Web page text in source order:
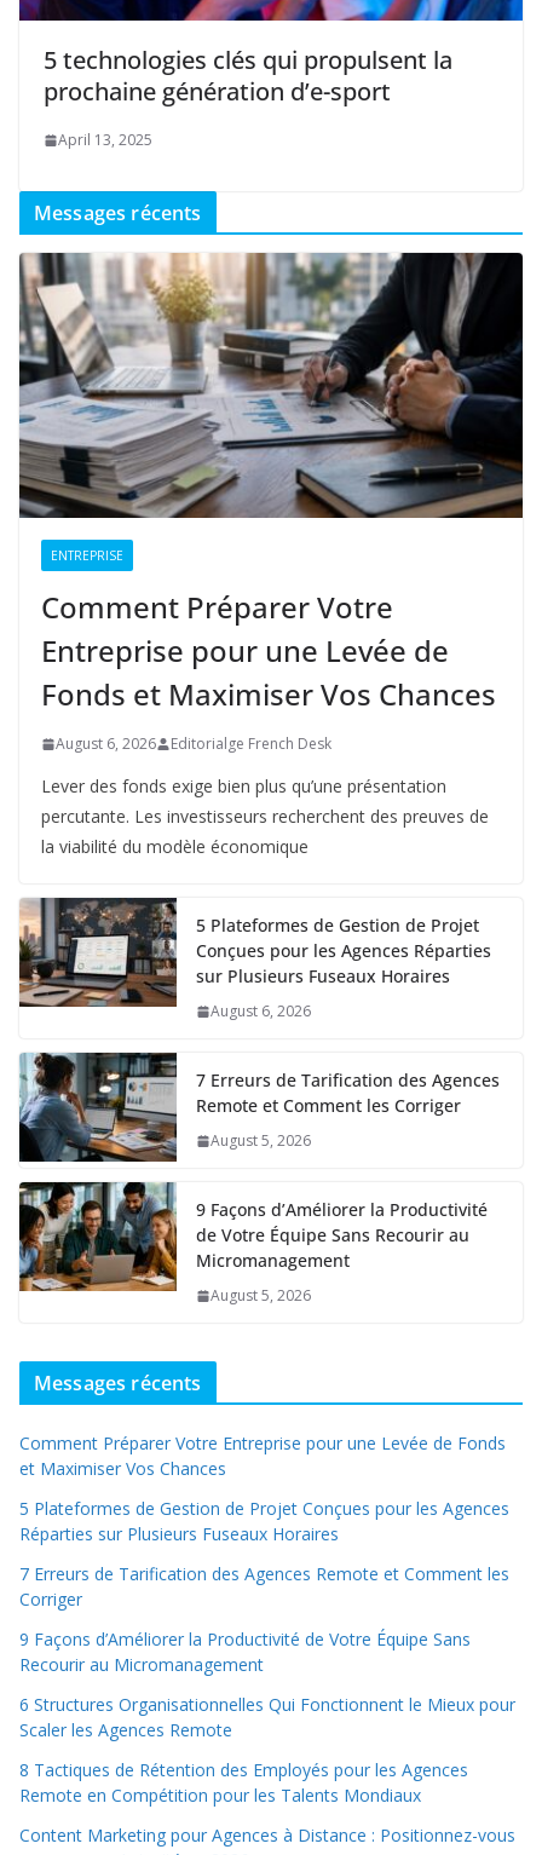
5 technologies clés qui propulsent la
prochaine génération d’e-sport
April 13, 2025
Messages récents
ENTREPRISE
Comment Préparer Votre
Entreprise pour une Levée de
Fonds et Maximiser Vos Chances
August 6, 2026 Editorialge French Desk
Lever des fonds exige bien plus qu’une présentation
percutante. Les investisseurs recherchent des preuves de
la viabilité du modèle économique
5 Plateformes de Gestion de Projet
Conçues pour les Agences Réparties
sur Plusieurs Fuseaux Horaires
August 6, 2026
7 Erreurs de Tarification des Agences
Remote et Comment les Corriger
August 5, 2026
9 Façons d’Améliorer la Productivité
de Votre Équipe Sans Recourir au
Micromanagement
August 5, 2026
Messages récents
Comment Préparer Votre Entreprise pour une Levée de Fonds
et Maximiser Vos Chances
5 Plateformes de Gestion de Projet Conçues pour les Agences
Réparties sur Plusieurs Fuseaux Horaires
7 Erreurs de Tarification des Agences Remote et Comment les
Corriger
9 Façons d’Améliorer la Productivité de Votre Équipe Sans
Recourir au Micromanagement
6 Structures Organisationnelles Qui Fonctionnent le Mieux pour
Scaler les Agences Remote
8 Tactiques de Rétention des Employés pour les Agences
Remote en Compétition pour les Talents Mondiaux
Content Marketing pour Agences à Distance : Positionnez-vous